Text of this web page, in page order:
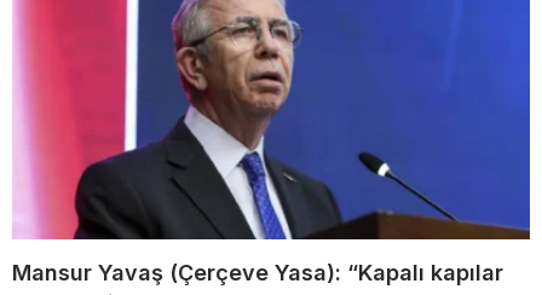
Mansur Yavaş (Çerçeve Yasa): “Kapalı kapılar